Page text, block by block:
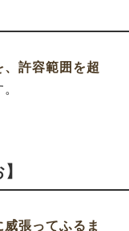
、許容範囲を超
威張ってふるま